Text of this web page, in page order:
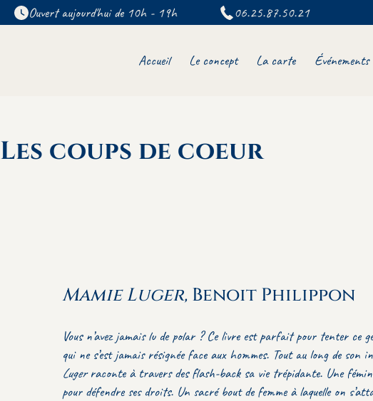
Ouvert aujourd'hui de 10h - 19h 06.25.87.50.21
Accueil Le concept La carte Événements
Les coups de coeur
Mamie Luger, Benoit Philippon
Vous n’avez jamais lu de polar ? Ce livre est parfait pour tenter ce
qui ne s’est jamais résignée face aux hommes. Tout au long de son
Lugerraconte à travers des flash-back sa vie trépidante. Une
pour défendre ses droits. Un sacré bout de femme à laquelle on